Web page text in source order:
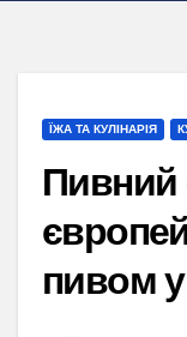
ЇЖА ТА КУЛІНАРІЯ
Пивний
пивом у